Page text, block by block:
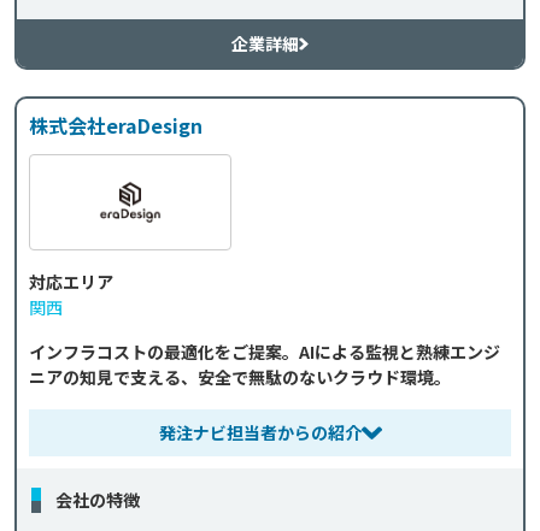
企業詳細
株式会社eraDesign
対応エリア
関西
インフラコストの最適化をご提案。AIによる監視と熟練エンジ
ニアの知見で支える、安全で無駄のないクラウド環境。
発注ナビ担当者からの紹介
会社の特徴